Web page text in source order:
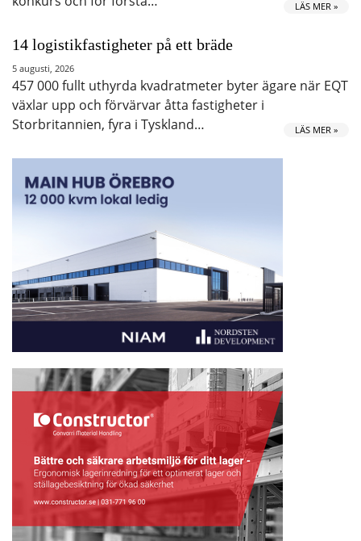
LÄS MER »
14 logistikfastigheter på ett bräde
5 augusti, 2026
457 000 fullt uthyrda kvadratmeter byter ägare när EQT
växlar upp och förvärvar åtta fastigheter i
Storbritannien, fyra i Tyskland…
LÄS MER »